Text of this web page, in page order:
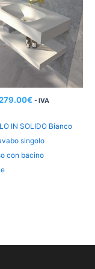
€ - IVA
IN SOLIDO Bianco
singolo
con bacino